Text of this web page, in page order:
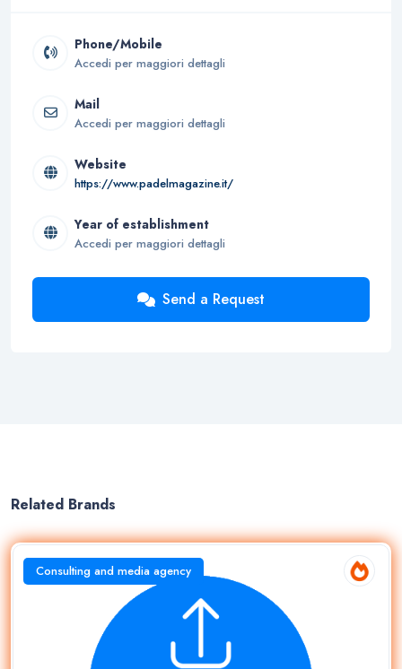
Phone/Mobile
Accedi per maggiori dettagli
Mail
Accedi per maggiori dettagli
Website
https://www.padelmagazine.it/
Year of establishment
Accedi per maggiori dettagli
Send a Request
Related Brands
Consulting and media agency